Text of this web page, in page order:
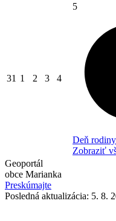
31 1 2 3 4
5
Deň
Zobraziť
Geoportál
obce Marianka
Preskúmajte
Posledná aktualizácia: 5. 8.